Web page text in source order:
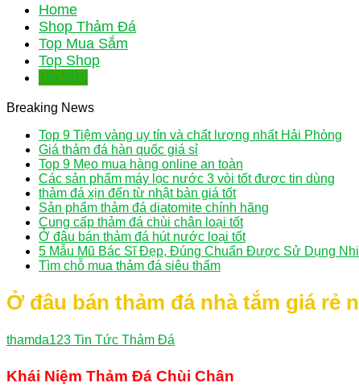
Home
Shop Thảm Đá
Top Mua Sắm
Top Shop
Tin Tức
Breaking News
Top 9 Tiệm vàng uy tín và chất lượng nhất Hải Phòng
Giá thảm đá hàn quốc giá sỉ
Top 9 Mẹo mua hàng online an toàn
Các sản phẩm máy lọc nước 3 vòi tốt được tin dùng
thảm đá xịn đến từ nhật bản giá tốt
Sản phẩm thảm đá diatomite chính hãng
Cung cấp thảm đá chùi chân loại tốt
Ở đâu bán thảm đá hút nước loại tốt
5 Mẫu Mũ Bác Sĩ Đẹp, Đúng Chuẩn Được Sử Dụng
Tìm chỗ mua thảm đá siêu thấm
Ở đâu bán thảm đá nhà tắm giá rẻ
thamda123 Tin Tức Thảm Đá
Khái Niệm Thảm Đá Chùi Chân